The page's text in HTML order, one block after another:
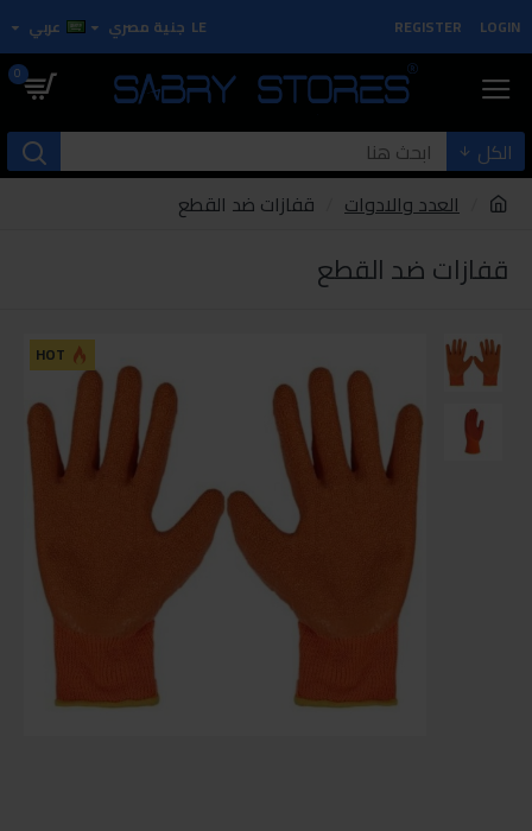
LOGIN
REGISTER
LE جنية مصري عربي
0
الكل
العدد والادوات
قفازات ضد القطع
قفازات ضد القطع
HOT